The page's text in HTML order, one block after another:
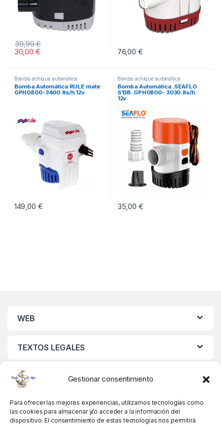
Gestionar consentimiento
Para ofrecer las mejores experiencias, utilizamos tecnologías como
las cookies para almacenar y/o acceder a la información del
dispositivo. El consentimiento de estas tecnologías nos permitirá
30,00 €
39,99€
Este producto tiene múltiples variantes. Las opciones se pueden
76,00 €
Bomba achique automática
Bomba Automática RULE mate
GPH0800-3400.lts/h.12v
149,00 €
Bomba achique automática
Bomba Automática .SEAFLO
S13B .GPH0800- 3030.lts/h.
12v
35,00 €
WEB
TEXTOS LEGALES
MIS DATOS